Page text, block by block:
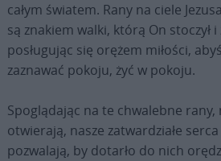
całym światem. Rany na ciele
są znakiem walki, którą On stoczył i
posługując się orężem miłości,
zaznawać pokoju, żyć w pokoju.
Spoglądając na te chwalebne rany,
otwierają, nasze zatwardziałe
pozwalają, by dotarło do nich